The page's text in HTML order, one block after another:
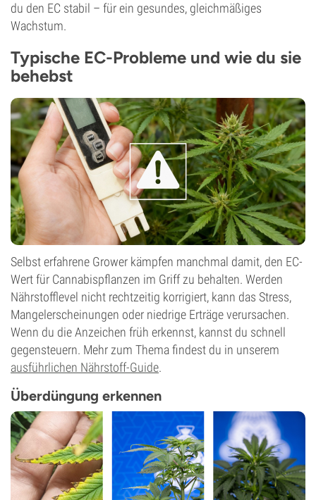
du den EC stabil – für ein gesundes, gleichmäßiges
Wachstum.
Typische EC-Probleme und wie du sie
behebst
Selbst erfahrene Grower kämpfen manchmal damit, den EC-
Wert für Cannabispflanzen im Griff zu behalten. Werden
Nährstofflevel nicht rechtzeitig korrigiert, kann das Stress,
Mangelerscheinungen oder niedrige Erträge verursachen.
Wenn du die Anzeichen früh erkennst, kannst du schnell
gegensteuern. Mehr zum Thema findest du in unserem
ausführlichen Nährstoff-Guide.
Überdüngung erkennen